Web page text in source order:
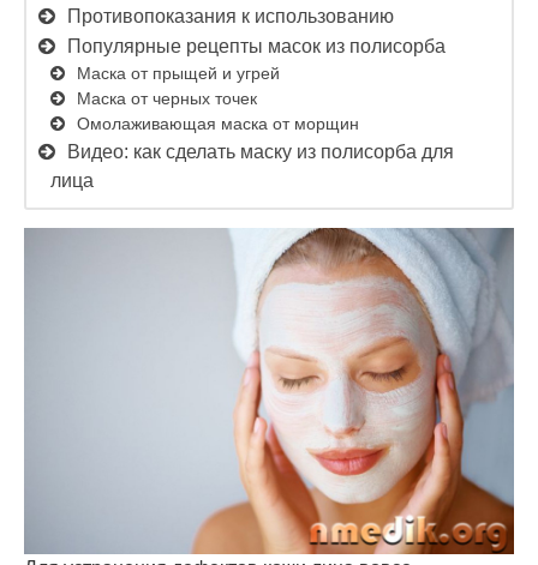
Противопоказания к использованию
Популярные рецепты масок из полисорба
Маска от прыщей и угрей
Маска от черных точек
Омолаживающая маска от морщин
Видео: как сделать маску из полисорба для
лица